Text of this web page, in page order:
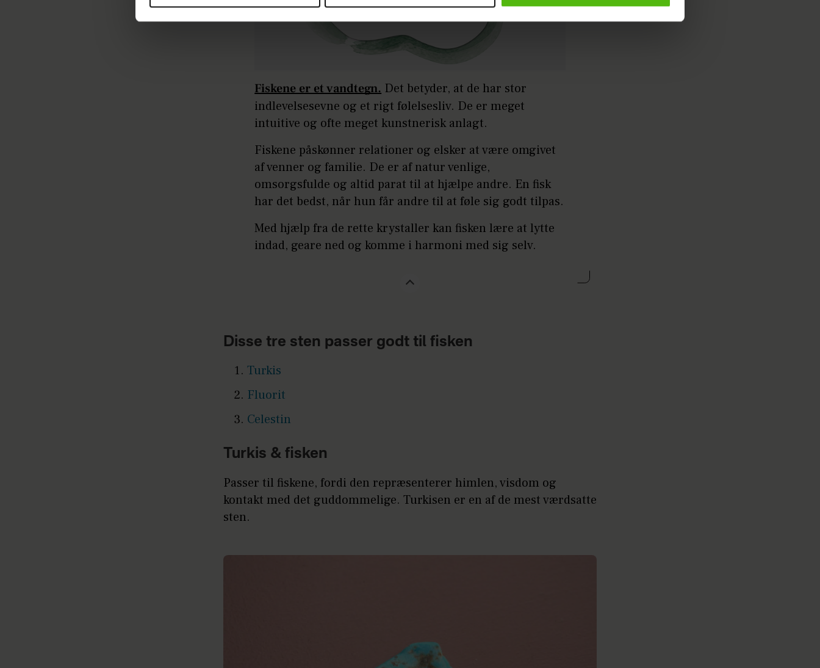
cookies, samarbejdspartnere og behandling af dine personoplysninger i forbindelse hermed i både
Fiskene er et vandtegn. Det betyder, at de har stor
indlevelsesevne og et rigt følelsesliv. De er meget
intuitive og ofte meget kunstnerisk anlagt.
Fiskene påskønner relationer og elsker at være omgivet
af venner og familie. De er af natur venlige,
omsorgsfulde og altid parat til at hjælpe andre. En fisk
har det bedst, når hun får andre til at føle sig godt tilpas.
Med hjælp fra de rette krystaller kan fisken lære at lytte
indad, geare ned og komme i harmoni med sig selv.
Disse tre sten passer godt til fisken
Turkis
Fluorit
Celestin
Turkis & fisken
Passer til fiskene, fordi den repræsenterer himlen, visdom og
kontakt med det guddommelige. Turkisen er en af de mest værdsatte
sten.